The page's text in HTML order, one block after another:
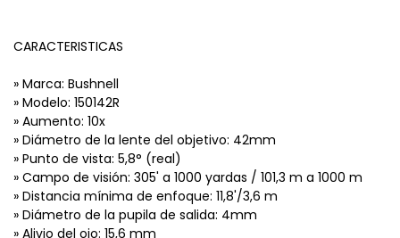
CARACTERISTICAS
» Marca: Bushnell
» Modelo: 150142R
» Aumento: 10x
» Diámetro de la lente del objetivo: 42mm
» Punto de vista: 5,8° (real)
» Campo de visión: 305' a 1000 yardas / 101,3 m a 1000 m
» Distancia mínima de enfoque: 11,8'/3,6 m
» Diámetro de la pupila de salida: 4mm
» Alivio del ojo: 15,6 mm